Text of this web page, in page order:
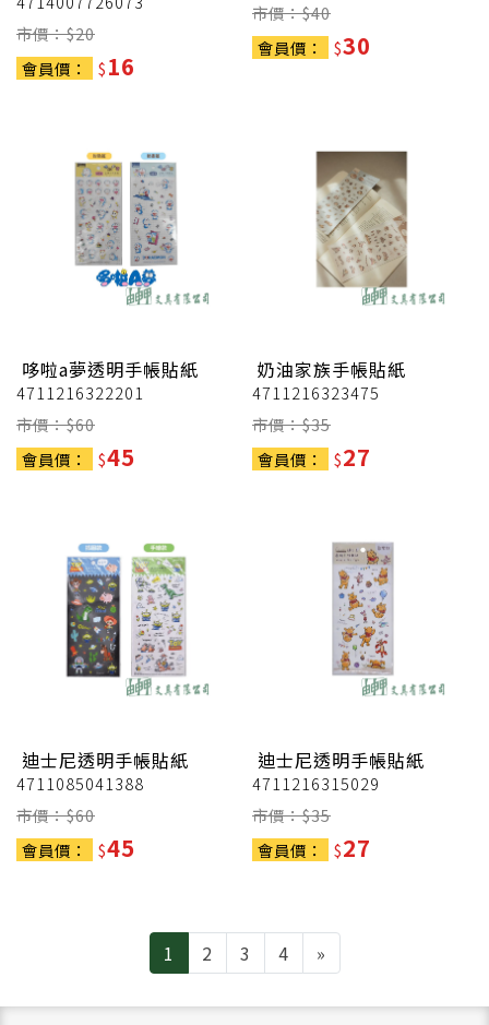
市價：$20
會員價：
$16
市價：$40
會員價：
$30
哆啦a夢透明手帳貼紙
4711216322201
市價：$60
會員價：
$45
奶油家族手帳貼紙
4711216323475
市價：$35
會員價：
$27
迪士尼透明手帳貼紙
4711085041388
市價：$60
會員價：
$45
迪士尼透明手帳貼紙
4711216315029
市價：$35
會員價：
$27
1 2 3 4 »